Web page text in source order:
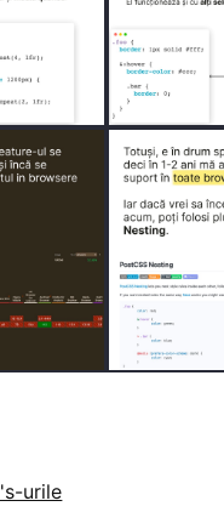
urile